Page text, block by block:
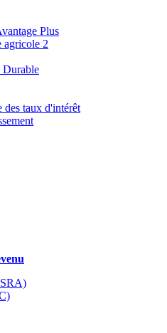
Plus
agricole 2
Durable
des taux d'intérêt